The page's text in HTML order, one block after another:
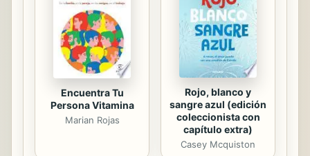
Encuentra Tu
Persona Vitamina
Marian Rojas
Rojo, blanco y
sangre azul (edición
coleccionista con
capítulo extra)
Casey Mcquiston